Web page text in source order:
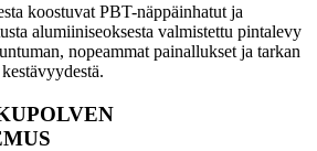
koostuvat PBT-näppäinhatut ja
alumiiniseoksesta valmistettu pintalevy
nopeammat painallukset ja tarkan